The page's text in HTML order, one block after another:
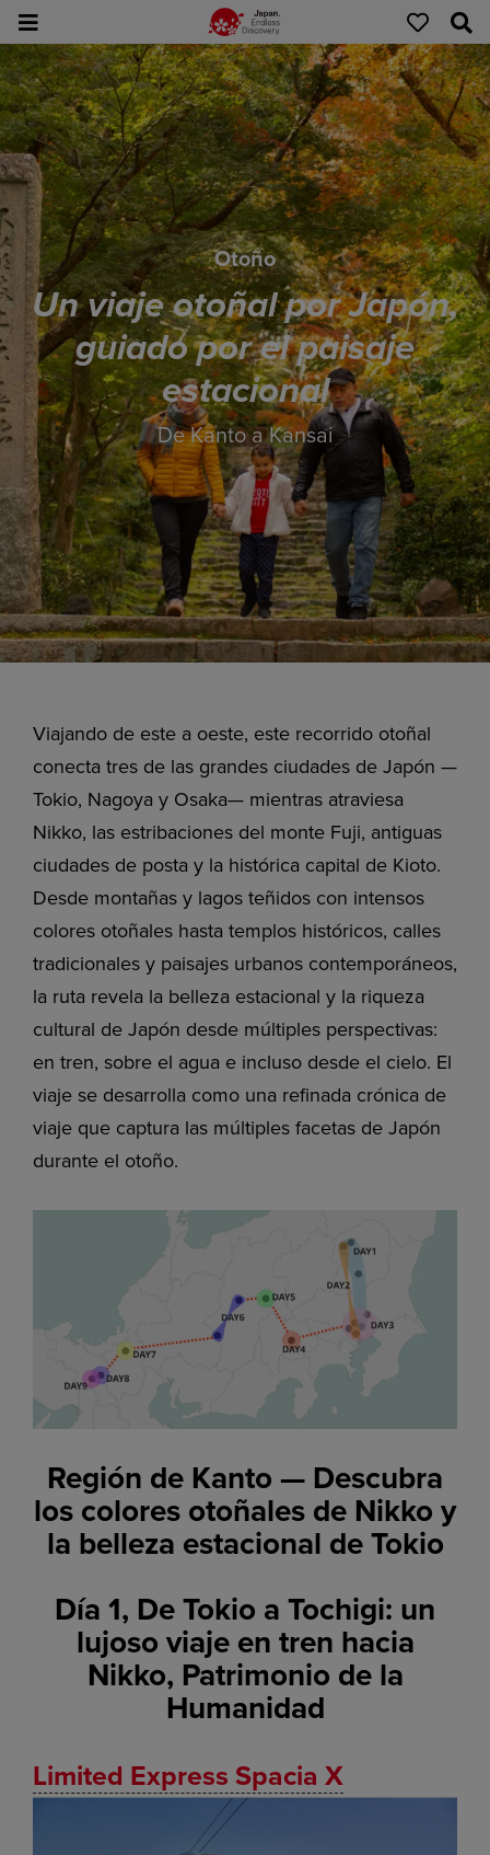
Otoño
Un viaje otoñal por Japón,
guiado por el paisaje
estacional
De Kanto a Kansai
Viajando de este a oeste, este recorrido otoñal
conecta tres de las grandes ciudades de Japón —
Tokio, Nagoya y Osaka— mientras atraviesa
Nikko, las estribaciones del monte Fuji, antiguas
ciudades de posta y la histórica capital de Kioto.
Desde montañas y lagos teñidos con intensos
colores otoñales hasta templos históricos, calles
tradicionales y paisajes urbanos contemporáneos,
la ruta revela la belleza estacional y la riqueza
cultural de Japón desde múltiples perspectivas:
en tren, sobre el agua e incluso desde el cielo. El
viaje se desarrolla como una refinada crónica de
viaje que captura las múltiples facetas de Japón
durante el otoño.
Región de Kanto — Descubra
los colores otoñales de Nikko y
la belleza estacional de Tokio
Día 1, De Tokio a Tochigi: un
lujoso viaje en tren hacia
Nikko, Patrimonio de la
Humanidad
Limited Express Spacia X